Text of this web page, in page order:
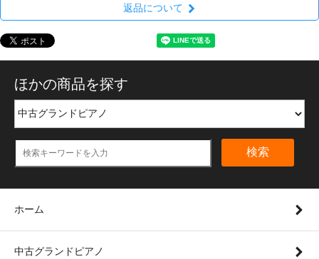
返品について
ほかの商品を探す
検索
ホーム
中古グランドピアノ